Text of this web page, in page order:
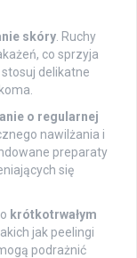
skóry . Ruchy
co sprzyja
delikatne
o regularnej
nawilżania i
preparaty
się
krótkotrwałym
jak peelingi
podrażnić